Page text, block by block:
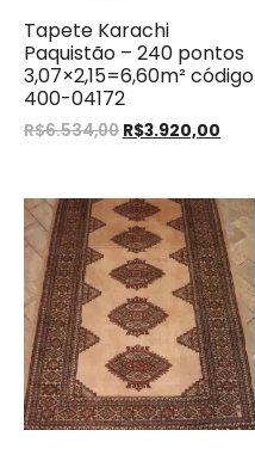
Tapete Karachi
Paquistão – 240 pontos
3,07×2,15=6,60m² código
400-04172
R$6.534,00 R$3.920,00